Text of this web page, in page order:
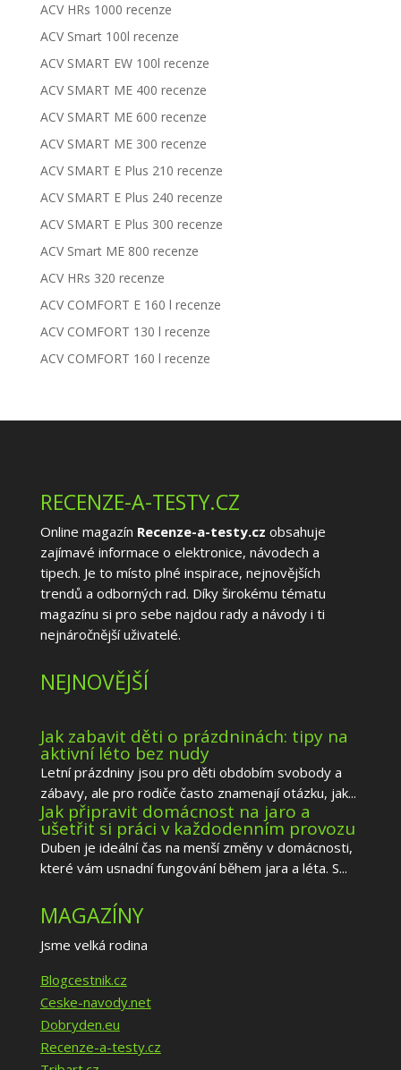
ACV HRs 1000 recenze
ACV Smart 100l recenze
ACV SMART EW 100l recenze
ACV SMART ME 400 recenze
ACV SMART ME 600 recenze
ACV SMART ME 300 recenze
ACV SMART E Plus 210 recenze
ACV SMART E Plus 240 recenze
ACV SMART E Plus 300 recenze
ACV Smart ME 800 recenze
ACV HRs 320 recenze
ACV COMFORT E 160 l recenze
ACV COMFORT 130 l recenze
ACV COMFORT 160 l recenze
RECENZE-A-TESTY.CZ
Online magazín Recenze-a-testy.cz obsahuje
zajímavé informace o elektronice, návodech a
tipech. Je to místo plné inspirace, nejnovějších
trendů a odborných rad. Díky širokému tématu
magazínu si pro sebe najdou rady a návody i ti
nejnáročnější uživatelé.
NEJNOVĚJŠÍ
Jak zabavit děti o prázdninách: tipy na
aktivní léto bez nudy
Letní prázdniny jsou pro děti obdobím svobody a
zábavy, ale pro rodiče často znamenají otázku, jak...
Jak připravit domácnost na jaro a
ušetřit si práci v každodenním provozu
Duben je ideální čas na menší změny v domácnosti,
které vám usnadní fungování během jara a léta. S...
MAGAZÍNY
Jsme velká rodina
Blogcestnik.cz
Ceske-navody.net
Dobryden.eu
Recenze-a-testy.cz